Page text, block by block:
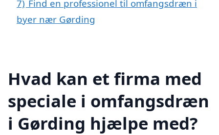
7) Find en professionel til omfangsdræn i
byer nær Gørding
Hvad kan et firma med
speciale i omfangsdræn
i Gørding hjælpe med?